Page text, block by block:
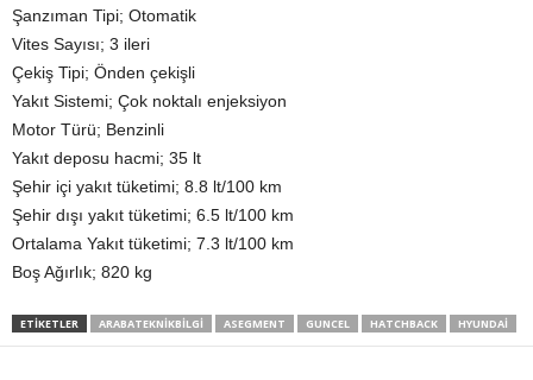
Şanzıman Tipi; Otomatik
Vites Sayısı; 3 ileri
Çekiş Tipi; Önden çekişli
Yakıt Sistemi; Çok noktalı enjeksiyon
Motor Türü; Benzinli
Yakıt deposu hacmi; 35 lt
Şehir içi yakıt tüketimi; 8.8 lt/100 km
Şehir dışı yakıt tüketimi; 6.5 lt/100 km
Ortalama Yakıt tüketimi; 7.3 lt/100 km
Boş Ağırlık; 820 kg
ETIKETLER ARABATEKNIKBILGI ASEGMENT GUNCEL HATCHBACK HYUNDAI